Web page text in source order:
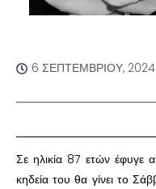
6 ΣΕΠΤΕΜΒΡΊΟΥ, 2024
Σε ηλικία 87 ετών έφυγε
κηδεία του θα γίνει το